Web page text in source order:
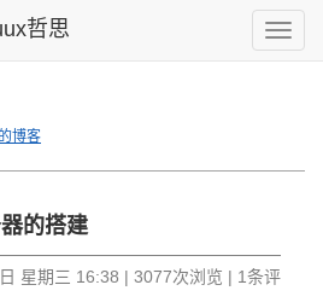
Toggle
哲思
博客
的搭建
星期三 16:38 | 3077次浏览 | 1条评